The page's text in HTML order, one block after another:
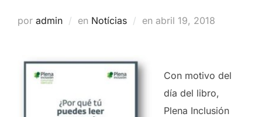
por admin en Notícias en Publicado
abril 19, 2018
Con motivo del
día del libro,
Plena Inclusión